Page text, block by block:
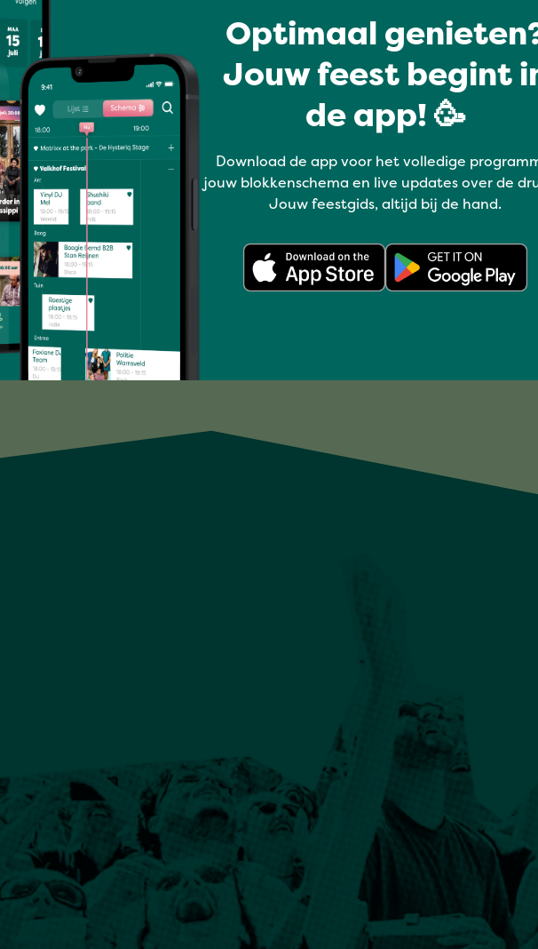
Kids
PIAZZA NIGHT ITALIAN
Optimaal
Jouw feest begint
de app! 🥳
Download de app voor het volledige
jouw blokkenschema en live updates over de
Jouw feestgids, altijd bij de hand.